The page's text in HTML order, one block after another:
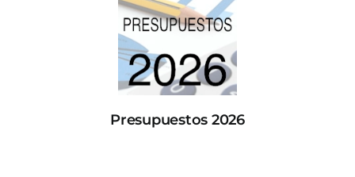
Presupuestos 2026